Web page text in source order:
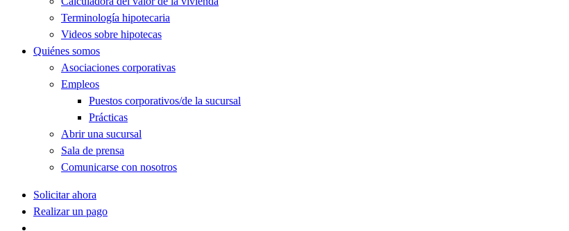
Terminología hipotecaria
Videos sobre hipotecas
Quiénes somos
Asociaciones corporativas
Empleos
Puestos corporativos/de la sucursal
Prácticas
Abrir una sucursal
Sala de prensa
Comunicarse con nosotros
Solicitar ahora
Realizar un pago